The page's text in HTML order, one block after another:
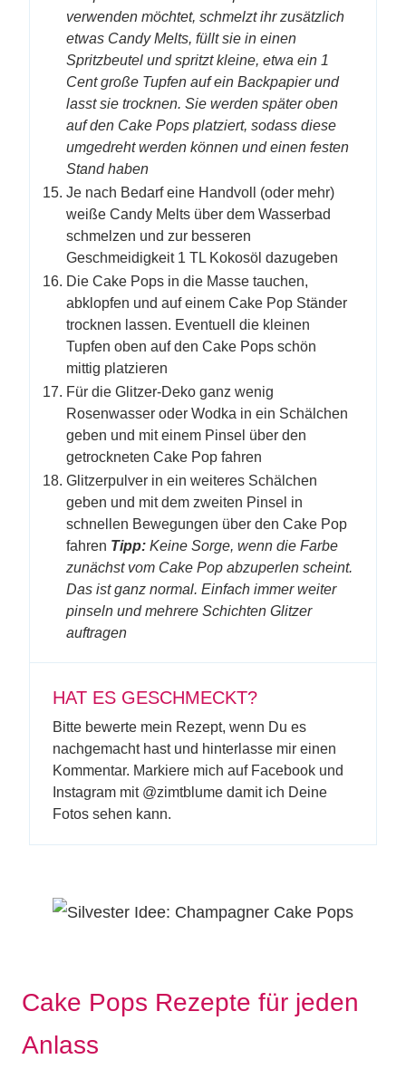
verwenden möchtet, schmelzt ihr zusätzlich
etwas Candy Melts, füllt sie in einen
Spritzbeutel und spritzt kleine, etwa ein 1
Cent große Tupfen auf ein Backpapier und
lasst sie trocknen. Sie werden später oben
auf den Cake Pops platziert, sodass diese
umgedreht werden können und einen festen
Stand haben
Je nach Bedarf eine Handvoll (oder mehr)
weiße Candy Melts über dem Wasserbad
schmelzen und zur besseren
Geschmeidigkeit 1 TL Kokosöl dazugeben
Die Cake Pops in die Masse tauchen,
abklopfen und auf einem Cake Pop Ständer
trocknen lassen. Eventuell die kleinen
Tupfen oben auf den Cake Pops schön
mittig platzieren
Für die Glitzer-Deko ganz wenig
Rosenwasser oder Wodka in ein Schälchen
geben und mit einem Pinsel über den
getrockneten Cake Pop fahren
Glitzerpulver in ein weiteres Schälchen
geben und mit dem zweiten Pinsel in
schnellen Bewegungen über den Cake Pop
fahren Tipp: Keine Sorge, wenn die Farbe
zunächst vom Cake Pop abzuperlen scheint.
Das ist ganz normal. Einfach immer weiter
pinseln und mehrere Schichten Glitzer
auftragen
HAT ES GESCHMECKT?
Bitte bewerte mein Rezept, wenn Du es
nachgemacht hast und hinterlasse mir einen
Kommentar. Markiere mich auf Facebook und
Instagram mit @zimtblume damit ich Deine
Fotos sehen kann.
Cake Pops Rezepte für jeden
Anlass